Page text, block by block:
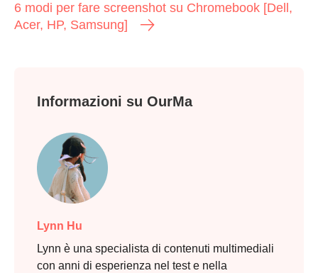
6 modi per fare screenshot su Chromebook [Dell,
Acer, HP, Samsung]
Informazioni su OurMa
Lynn Hu
Lynn è una specialista di contenuti multimediali
con anni di esperienza nel test e nella